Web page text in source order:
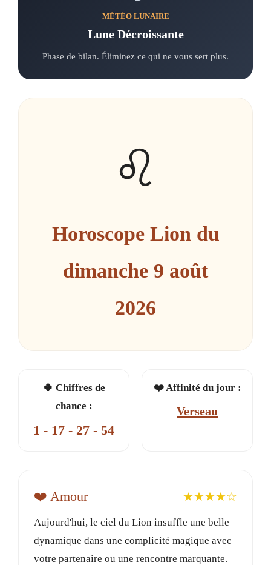
MÉTÉO LUNAIRE
Lune Décroissante
Phase de bilan. Éliminez ce qui ne vous sert plus.
♌
Horoscope Lion du
dimanche 9 août
2026
🍀 Chiffres de
chance :
1 - 17 - 27 - 54
❤️ Affinité du jour :
Verseau
❤️ Amour ★★★★☆
Aujourd'hui, le ciel du Lion insuffle une belle
dynamique dans une complicité magique avec
votre partenaire ou une rencontre marquante.